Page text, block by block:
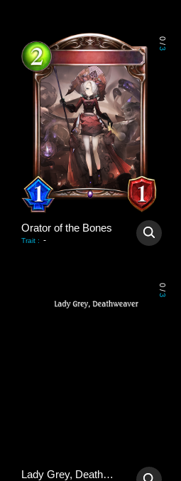
0
/
3
Orator of the Bones
Trait : -
0
/
3
Lady Grey, Deathweaver